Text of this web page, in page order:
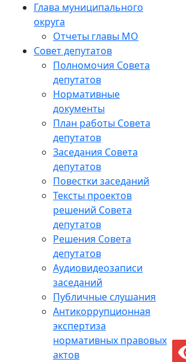
Глава муниципального
округа
Отчеты главы МО
Совет депутатов
Полномочия Совета
депутатов
Нормативные
документы
План работы Совета
депутатов
Заседания Cовета
депутатов
Повестки заседаний
Тексты проектов
решений Совета
депутатов
Решения Совета
депутатов
Аудиовидеозаписи
заседаний
Публичные слушания
Антикоррупционная
экспертиза
нормативных правовых
актов